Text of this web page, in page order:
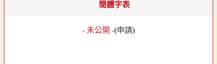
簡體字表
- 未公開 -(申請)